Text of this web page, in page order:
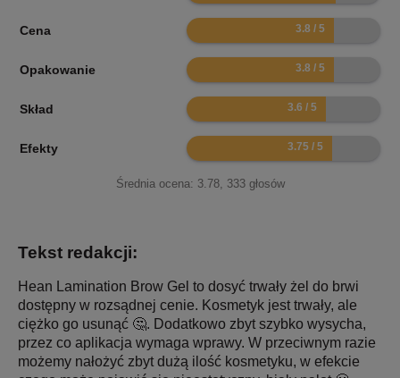
Cena 7.6
Opakowanie 7.6
Skład 7.2
Efekty 7.5
Średnia ocena: 3.78, 333głosów
Tekst redakcji:
Hean Lamination Brow Gel to dosyć trwały żel do brwi
dostępny w rozsądnej cenie. Kosmetyk jest trwały, ale
ciężko go usunąć 🤔. Dodatkowo zbyt szybko wysycha,
przez co aplikacja wymaga wprawy. W przeciwnym razie
możemy nałożyć zbyt dużą ilość kosmetyku, w efekcie